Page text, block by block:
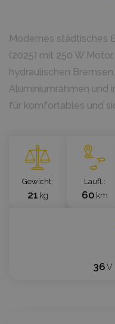
Modernes städtisches
(2025) mit 250 W
hydraulischen
Aluminiumrahmen und
für komfortables und
`
Gewicht
21 kg
Laufl.
60 km
36V